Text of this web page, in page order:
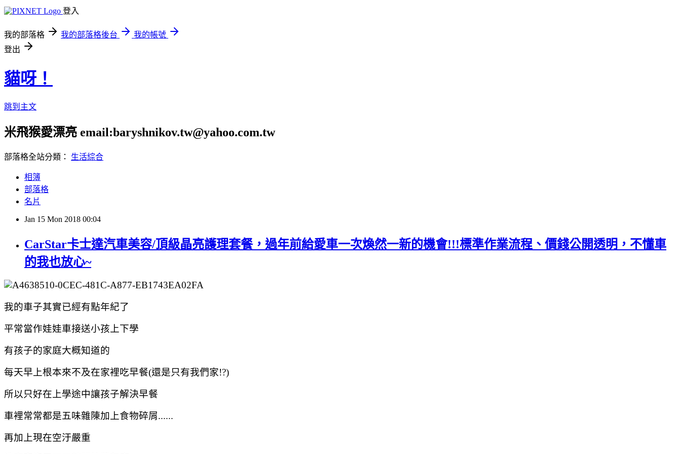
登入
我的部落格 我的部落格後台
我的帳號
登出
貓呀！
跳到主文
米飛猴愛漂亮 email:baryshnikov.tw@yahoo.com.tw
部落格全站分類： 生活綜合
相簿
部落格
名片
Jan 15 Mon 2018 00:04
CarStar卡士達汽車美容/頂級晶亮護理套餐，過年前給愛車一次煥然一新的機會!!!標準作業流程、價錢公開透明，不懂車
的我也放心~
我的車子其實已經有點年紀了
平常當作娃娃車接送小孩上下學
有孩子的家庭大概知道的
每天早上根本來不及在家裡吃早餐(還是只有我們家!?)
所以只好在上學途中讓孩子解決早餐
車裡常常都是五味雜陳加上食物碎屑......
再加上現在空汙嚴重